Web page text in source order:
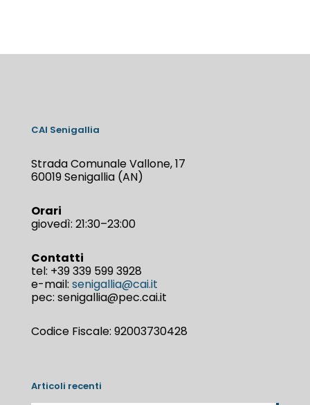
CAI Senigallia
Strada Comunale Vallone, 17
60019 Senigallia (AN)
Orari
giovedì: 21:30–23:00
Contatti
tel: +39 339 599 3928
e-mail: senigallia@cai.it
pec: senigallia@pec.cai.it
Codice Fiscale: 92003730428
Articoli recenti